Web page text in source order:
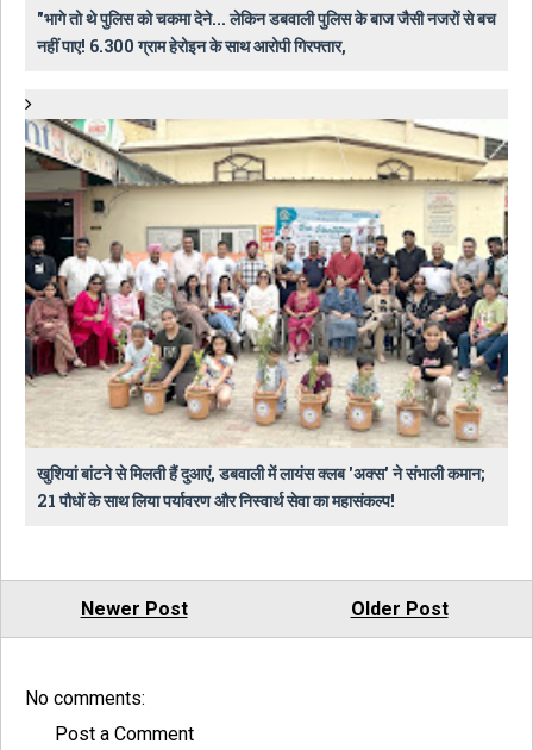
"भागे तो थे पुलिस को चकमा देने... लेकिन डबवाली पुलिस के बाज जैसी नजरों से बच
नहीं पाए! 6.300 ग्राम हेरोइन के साथ आरोपी गिरफ्तार,
खुशियां बांटने से मिलती हैं दुआएं, डबवाली में लायंस क्लब 'अक्स' ने संभाली कमान;
21 पौधों के साथ लिया पर्यावरण और निस्वार्थ सेवा का महासंकल्प!
Newer Post Older Post
No comments:
Post a Comment